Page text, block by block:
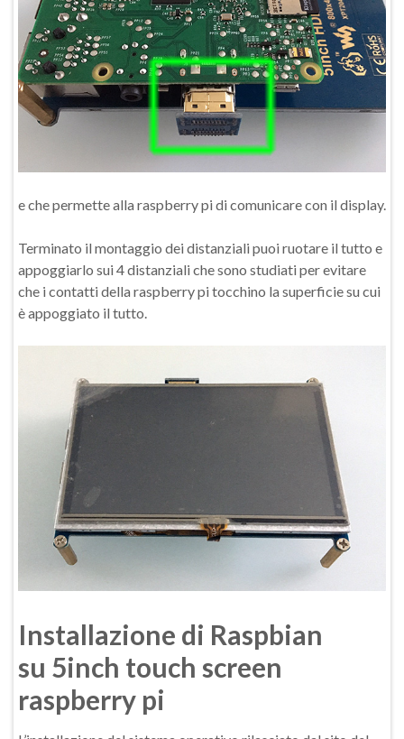
e che permette alla raspberry pi di comunicare con il display.
Terminato il montaggio dei distanziali puoi ruotare il tutto e
appoggiarlo sui 4 distanziali che sono studiati per evitare
che i contatti della raspberry pi tocchino la superficie su cui
è appoggiato il tutto.
Installazione di Raspbian
su 5inch touch screen
raspberry pi